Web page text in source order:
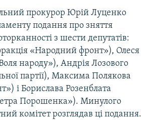
прокурор Юрій Луценко
подання про зняття
з шести депутатів:
«Народний фронт»), Олеся
народу»), Андрія Лозового
партії), Максима Полякова
і Борислава Розенблата
Порошенка»). Минулого
комітет розглядав ці подання.